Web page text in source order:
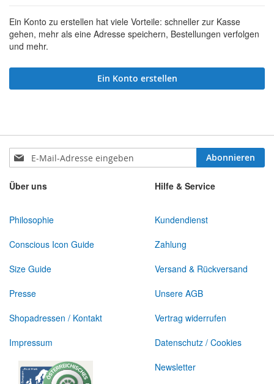
Ein Konto zu erstellen hat viele Vorteile: schneller zur Kasse
gehen, mehr als eine Adresse speichern, Bestellungen verfolgen
und mehr.
Ein Konto erstellen
Anmeldung
zum
Newsletter:
Abonnieren
Über uns
Philosophie
Conscious Icon Guide
Size Guide
Presse
Shopadressen / Kontakt
Impressum
Hilfe & Service
Kundendienst
Zahlung
Versand & Rückversand
Unsere AGB
Vertrag widerrufen
Datenschutz / Cookies
Newsletter